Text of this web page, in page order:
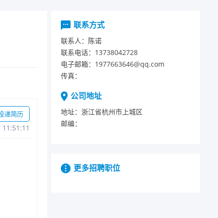
递简历
联系方式
联系人： 陈诺
联系电话： 13738042728
电子邮箱： 1977663646@qq.com
传真：
公司地址
地址： 浙江省杭州市上城区
邮编：
更多招聘职位